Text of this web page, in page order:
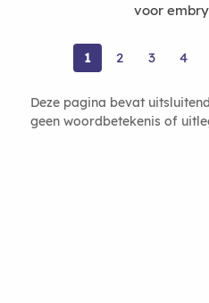
voor
1 2 3 4
Deze pagina bevat
geen woordbetekenis of